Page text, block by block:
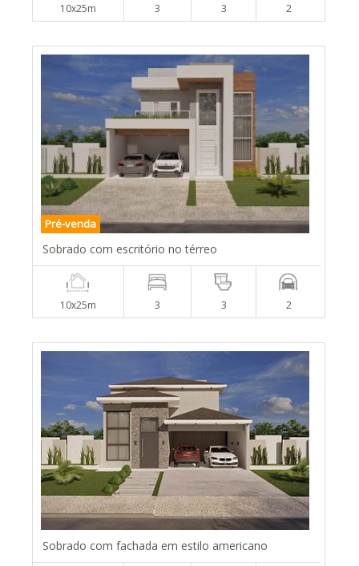
10x25m 3 3 2
Pré-venda
Sobrado com escritório no térreo
10x25m 3 3 2
Sobrado com fachada em estilo americano